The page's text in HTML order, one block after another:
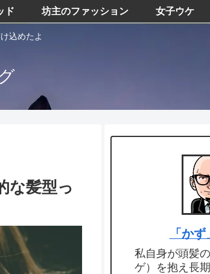
込めたよ
ド 坊主のファッション 女子ウケ
な髪型っ
「かず
私自身が頭髪
ゲ）を抱え長